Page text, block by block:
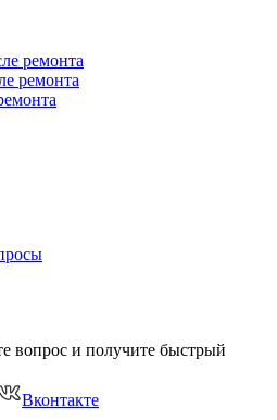
ремонта
ремонта
вопрос и получите быстрый
Вконтакте